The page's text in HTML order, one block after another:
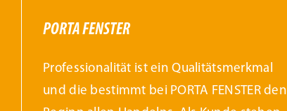
PORTA FENSTER
Professionalität ist ein Qualitätsmerkmal
und die bestimmt bei PORTA FENSTER den